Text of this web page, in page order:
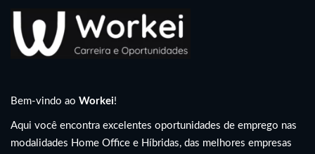
Bem-vindo ao Workei!
Aqui você encontra excelentes oportunidades de emprego nas
modalidades Home Office e Híbridas, das melhores empresas